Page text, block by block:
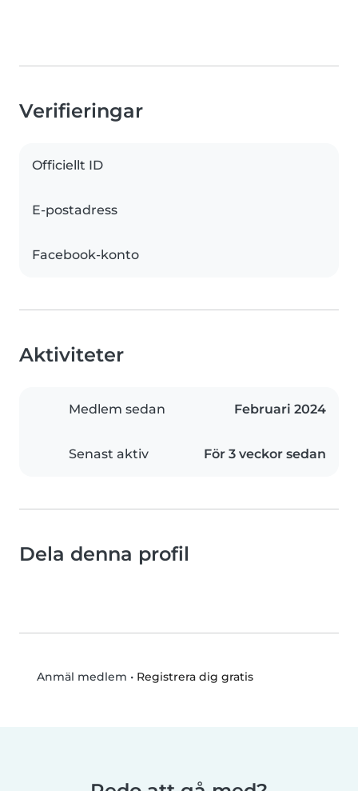
Verifieringar
Officiellt ID
E-postadress
Facebook-konto
Aktiviteter
Medlem sedan Februari 2024
Senast aktiv För 3 veckor sedan
Dela denna profil
Anmäl medlem • Registrera dig gratis